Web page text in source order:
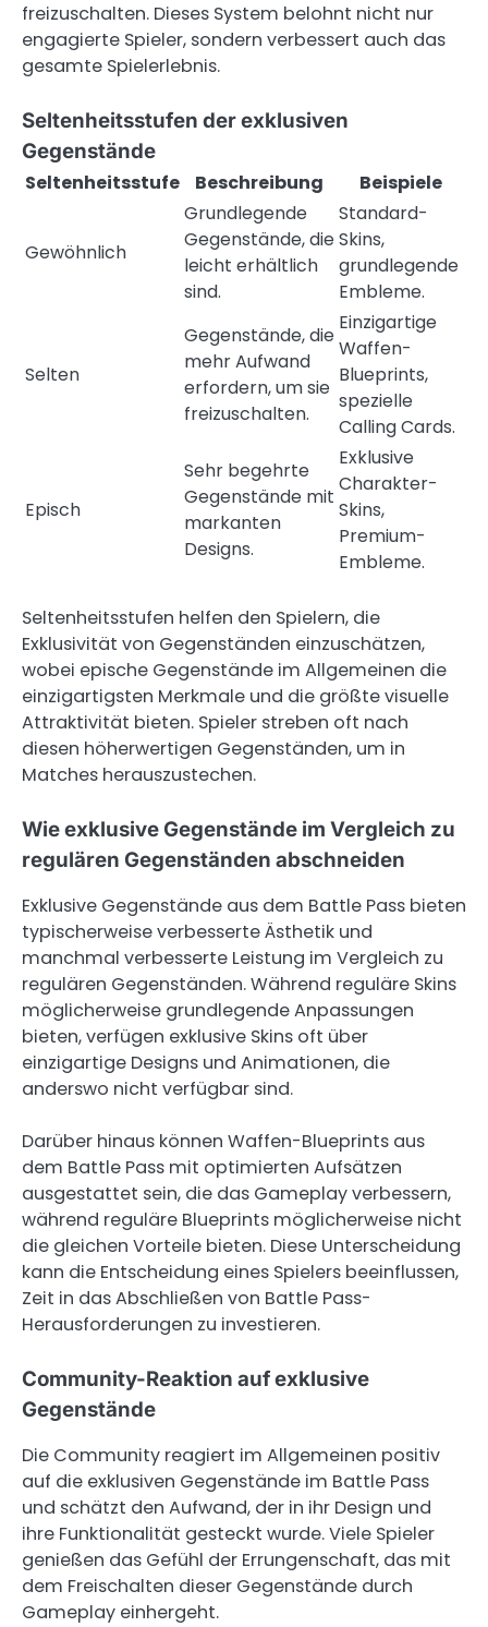
freizuschalten. Dieses System belohnt nicht nur
engagierte Spieler, sondern verbessert auch das
gesamte Spielerlebnis.
Seltenheitsstufen der exklusiven
Gegenstände
Seltenheitsstufe
Beschreibung Beispiele
Gewöhnlich
Grundlegende
Gegenstände, die
leicht erhältlich
sind.
Standard-
Skins,
grundlegende
Embleme.
Selten
Gegenstände, die
mehr Aufwand
erfordern, um sie
freizuschalten.
Einzigartige
Waffen-
Blueprints,
spezielle
Calling Cards.
Episch
Sehr begehrte
Gegenstände mit
markanten
Designs.
Exklusive
Charakter-
Skins,
Premium-
Embleme.
Seltenheitsstufen helfen den Spielern, die
Exklusivität von Gegenständen einzuschätzen,
wobei epische Gegenstände im Allgemeinen die
einzigartigsten Merkmale und die größte visuelle
Attraktivität bieten. Spieler streben oft nach
diesen höherwertigen Gegenständen, um in
Matches herauszustechen.
Wie exklusive Gegenstände im Vergleich zu
regulären Gegenständen abschneiden
Exklusive Gegenstände aus dem Battle Pass bieten
typischerweise verbesserte Ästhetik und
manchmal verbesserte Leistung im Vergleich zu
regulären Gegenständen. Während reguläre Skins
möglicherweise grundlegende Anpassungen
bieten, verfügen exklusive Skins oft über
einzigartige Designs und Animationen, die
anderswo nicht verfügbar sind.
Darüber hinaus können Waffen-Blueprints aus
dem Battle Pass mit optimierten Aufsätzen
ausgestattet sein, die das Gameplay verbessern,
während reguläre Blueprints möglicherweise nicht
die gleichen Vorteile bieten. Diese Unterscheidung
kann die Entscheidung eines Spielers beeinflussen,
Zeit in das Abschließen von Battle Pass-
Herausforderungen zu investieren.
Community-Reaktion auf exklusive
Gegenstände
Die Community reagiert im Allgemeinen positiv
auf die exklusiven Gegenstände im Battle Pass
und schätzt den Aufwand, der in ihr Design und
ihre Funktionalität gesteckt wurde. Viele Spieler
genießen das Gefühl der Errungenschaft, das mit
dem Freischalten dieser Gegenstände durch
Gameplay einhergeht.